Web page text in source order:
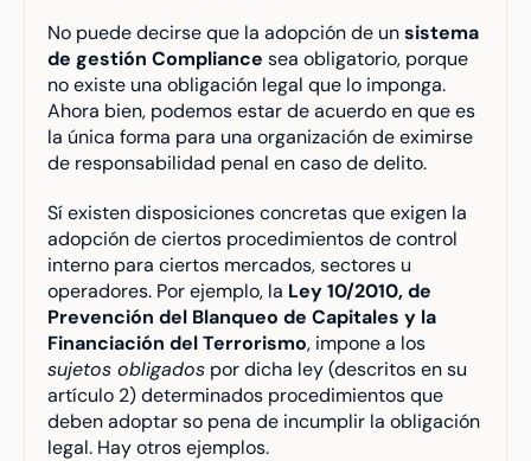
No puede decirse que la adopción de un sistema
de gestión Compliance sea obligatorio, porque
no existe una obligación legal que lo imponga.
Ahora bien, podemos estar de acuerdo en que es
la única forma para una organización de eximirse
de responsabilidad penal en caso de delito.
Sí existen disposiciones concretas que exigen la
adopción de ciertos procedimientos de control
interno para ciertos mercados, sectores u
operadores. Por ejemplo, la Ley 10/2010, de
Prevención del Blanqueo de Capitales y la
Financiación del Terrorismo
sujetos obligados por dicha ley (descritos en su
artículo 2) determinados procedimientos que
deben adoptar so pena de incumplir la obligación
legal. Hay otros ejemplos.